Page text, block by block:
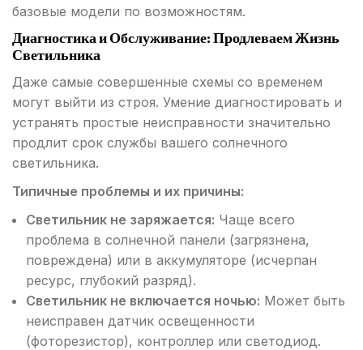
базовые модели по возможностям.
Диагностика и Обслуживание: Продлеваем Жизнь
Светильника
Даже самые совершенные схемы со временем
могут выйти из строя. Умение диагностировать и
устранять простые неисправности значительно
продлит срок службы вашего солнечного
светильника.
Типичные проблемы и их причины:
Светильник не заряжается: Чаще всего
проблема в солнечной панели (загрязнена,
повреждена) или в аккумуляторе (исчерпан
ресурс, глубокий разряд).
Светильник не включается ночью: Может быть
неисправен датчик освещенности
(фоторезистор), контроллер или светодиод.